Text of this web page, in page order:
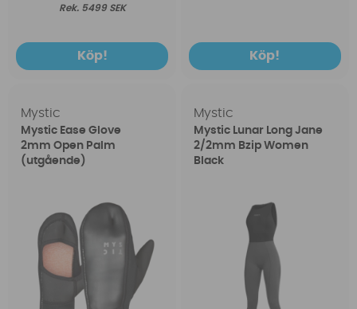
5499 SEK
Köp! Köp!
Mystic
Mystic Ease Glove
2mm Open Palm
(utgående)
Mystic
Mystic Lunar Long Jane
2/2mm Bzip Women
Black